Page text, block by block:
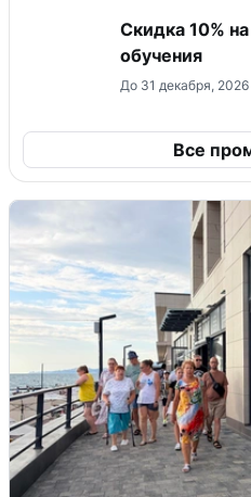
Скидка 10%
обучения
До 31 декабря, 2026
Все